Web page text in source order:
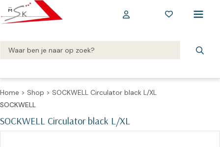
Home > Shop > SOCKWELL Circulator black L/XL
SOCKWELL Circulator black L/XL
SOCKWELL